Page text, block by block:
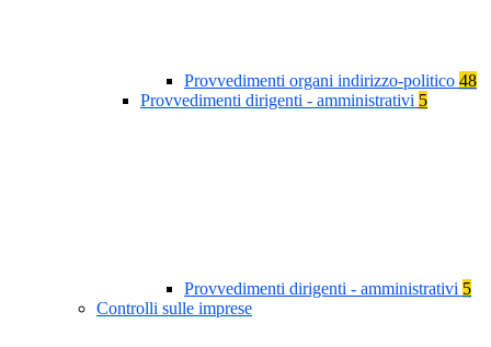
Provvedimenti organi indirizzo-politico 48
Provvedimenti dirigenti - amministrativi 5
Provvedimenti dirigenti - amministrativi 5
Controlli sulle imprese